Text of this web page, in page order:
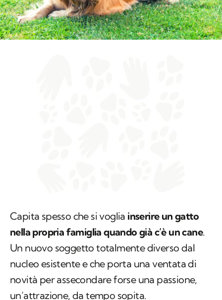
Capita spesso che si voglia inserire un gatto
nella propria famiglia quando già c’è un cane.
Un nuovo soggetto totalmente diverso dal
nucleo esistente e che porta una ventata di
novità per assecondare forse una passione,
un’attrazione, da tempo sopita.